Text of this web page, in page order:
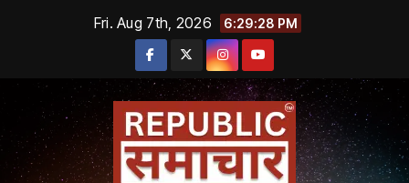
Fri. Aug 7th, 2026 6:29:29 PM